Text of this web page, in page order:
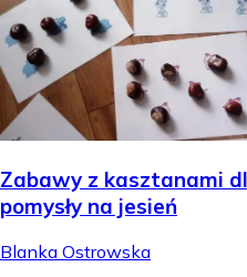
Zabawy z kasztanami
pomysły na jesień
Blanka Ostrowska